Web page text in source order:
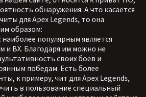
обнаружения. А что касается
для Apex Legends, то она
образом:
популярным является
и ВХ. Благодаря им можно не
своих боев и
победам. Есть более
к примеру, чит для Apex Legends,
в пользование специальный